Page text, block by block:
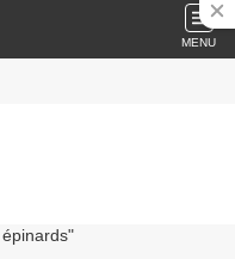
MENU